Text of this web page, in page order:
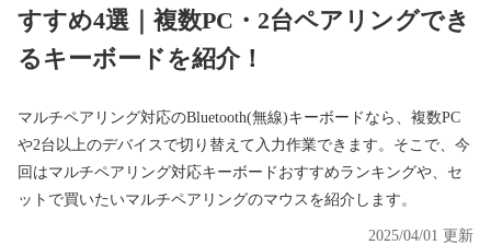
すすめ4選｜複数PC・2台ペアリングでき
るキーボードを紹介！
マルチペアリング対応のBluetooth(無線)キーボードなら、複数PC
や2台以上のデバイスで切り替えて入力作業できます。そこで、今
回はマルチペアリング対応キーボードおすすめランキングや、セ
ットで買いたいマルチペアリングのマウスを紹介します。
2025/04/01 更新